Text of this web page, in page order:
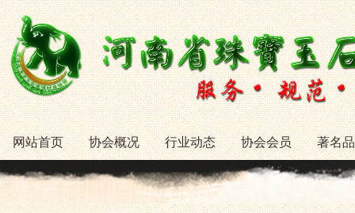
网站首页 协会概况 行业动态 协会会员 著名